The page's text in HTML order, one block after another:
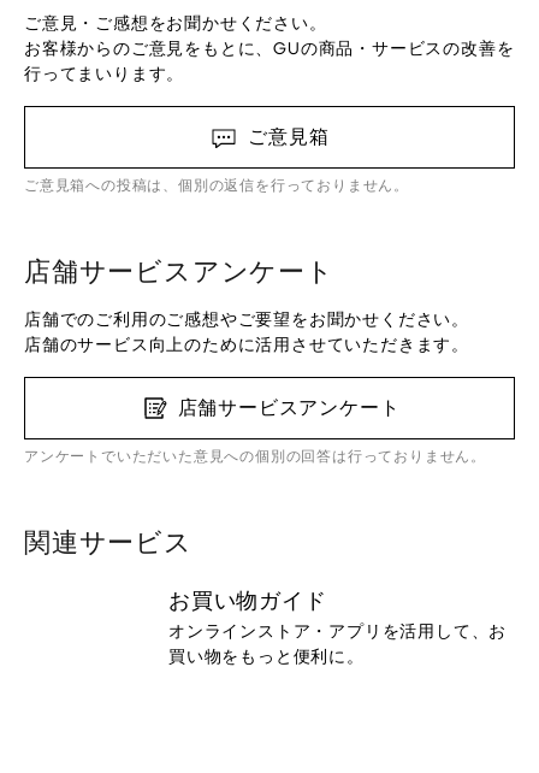
ご意見・ご感想をお聞かせください。
お客様からのご意見をもとに、GUの商品・サービスの改善を
行ってまいります。
ご意見箱
ご意見箱への投稿は、個別の返信を行っておりません。
店舗サービスアンケート
店舗でのご利用のご感想やご要望をお聞かせください。
店舗のサービス向上のために活用させていただきます。
店舗サービスアンケート
アンケートでいただいた意見への個別の回答は行っておりません。
関連サービス
お買い物ガイド
オンラインストア・アプリを活用して、お
買い物をもっと便利に。